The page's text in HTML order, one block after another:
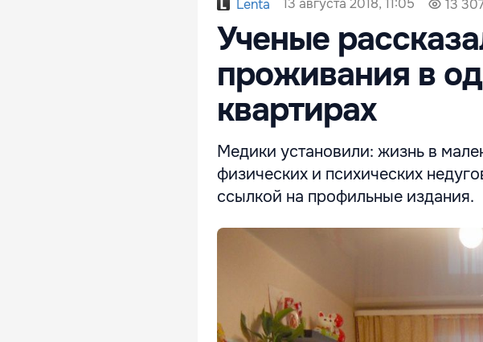
Lenta 13 августа 2018, 11:05 13
Ученые
проживания в
квартирах
Медики установили: жизнь в
физических и психических
ссылкой на профильные издания.